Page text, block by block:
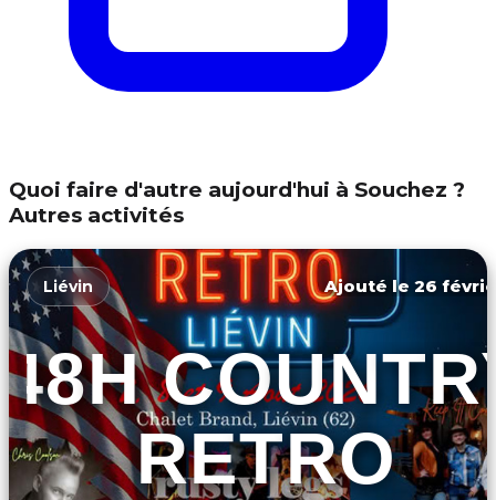
Quoi faire d'autre aujourd'hui à Souchez ?
Autres activités
Liévin Ajouté le 26
48H
RETRO